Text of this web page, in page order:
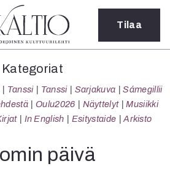
Kategoriat
Teatteri
Tanssi
Sarjakuva
Sámegillii
Tilaa
Kategoriat
Tanssi Tanssi Sarjakuva
Sámegillii
Oulu2026 Näyttelyt
Musiikki
In English Esitystaide Arkisto
päivä